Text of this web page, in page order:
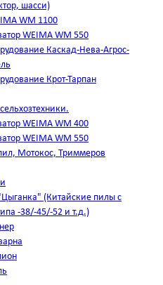
шасси)
WM 1100
WEIMA WM 550
Каскад-Нева-Агрос-
Крот-Тарпан
WEIMA WM 400
WEIMA WM 550
Мотокос, Триммеров
(Китайские пилы с
-38/-45/-52 и т.д.)